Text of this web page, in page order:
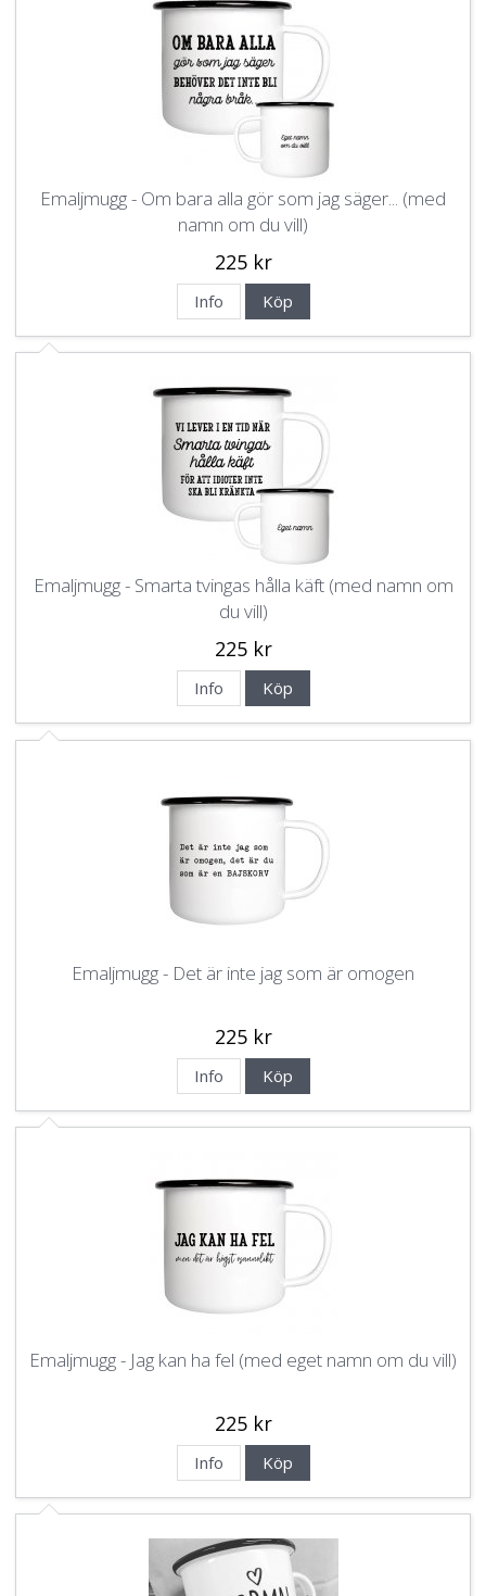
Emaljmugg - Om bara alla gör som jag säger... (med
namn om du vill)
225 kr
Info Köp
Emaljmugg - Smarta tvingas hålla käft (med namn om
du vill)
225 kr
Info Köp
Emaljmugg - Det är inte jag som är omogen
225 kr
Info Köp
Emaljmugg - Jag kan ha fel (med eget namn om du vill)
225 kr
Info Köp